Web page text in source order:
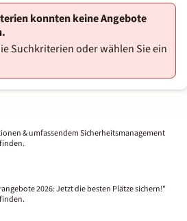
konnten keine Angebote
Suchkriterien oder wählen Sie ein
& umfassendem Sicherheitsmanagement
2026: Jetzt die besten Plätze sichern!"